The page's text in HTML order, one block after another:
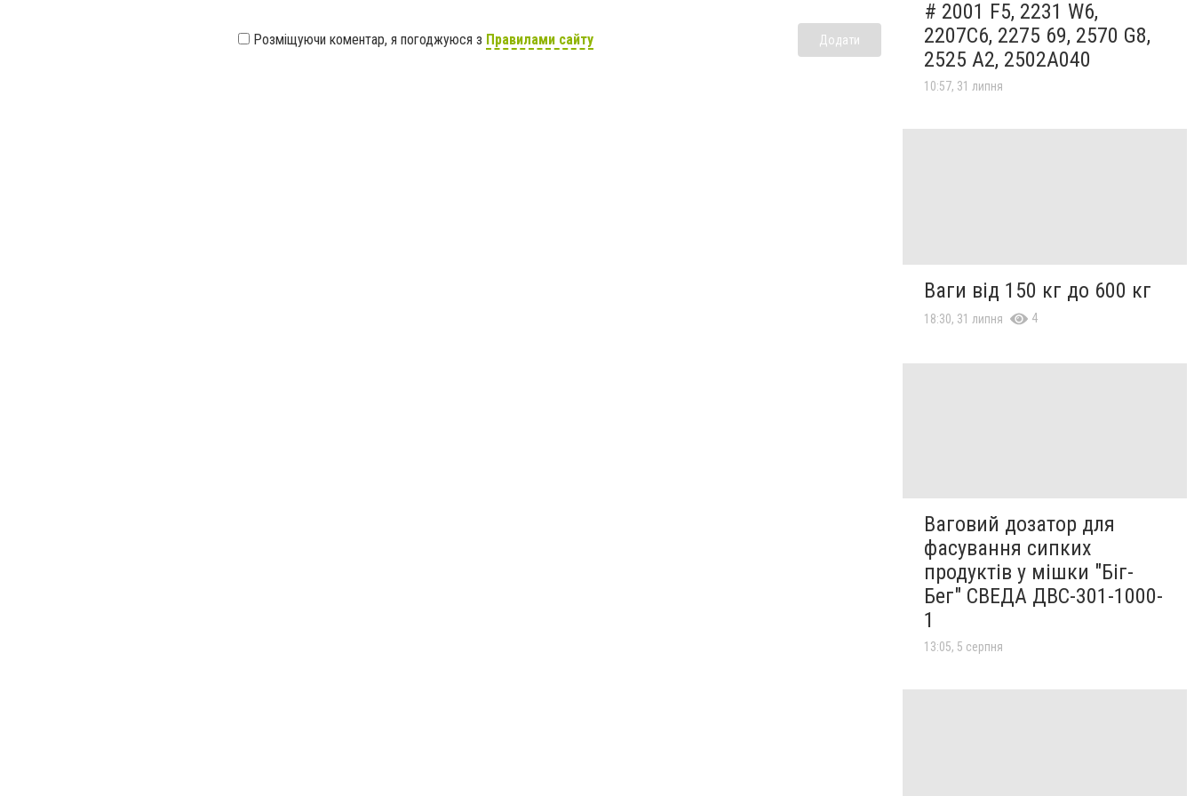
Розміщуючи коментар, я погоджуюся з Правилами сайту Додати
# 2001 F5, 2231 W6,
2207C6, 2275 69, 2570 G8,
2525 A2, 2502A040
10:57, 31 липня
Ваги від 150 кг до 600 кг
18:30, 31 липня 4
Ваговий дозатор для
фасування сипких
продуктів у мішки "Біг-
Бег" СВЕДА ДВС-301-1000-
1
13:05, 5 серпня